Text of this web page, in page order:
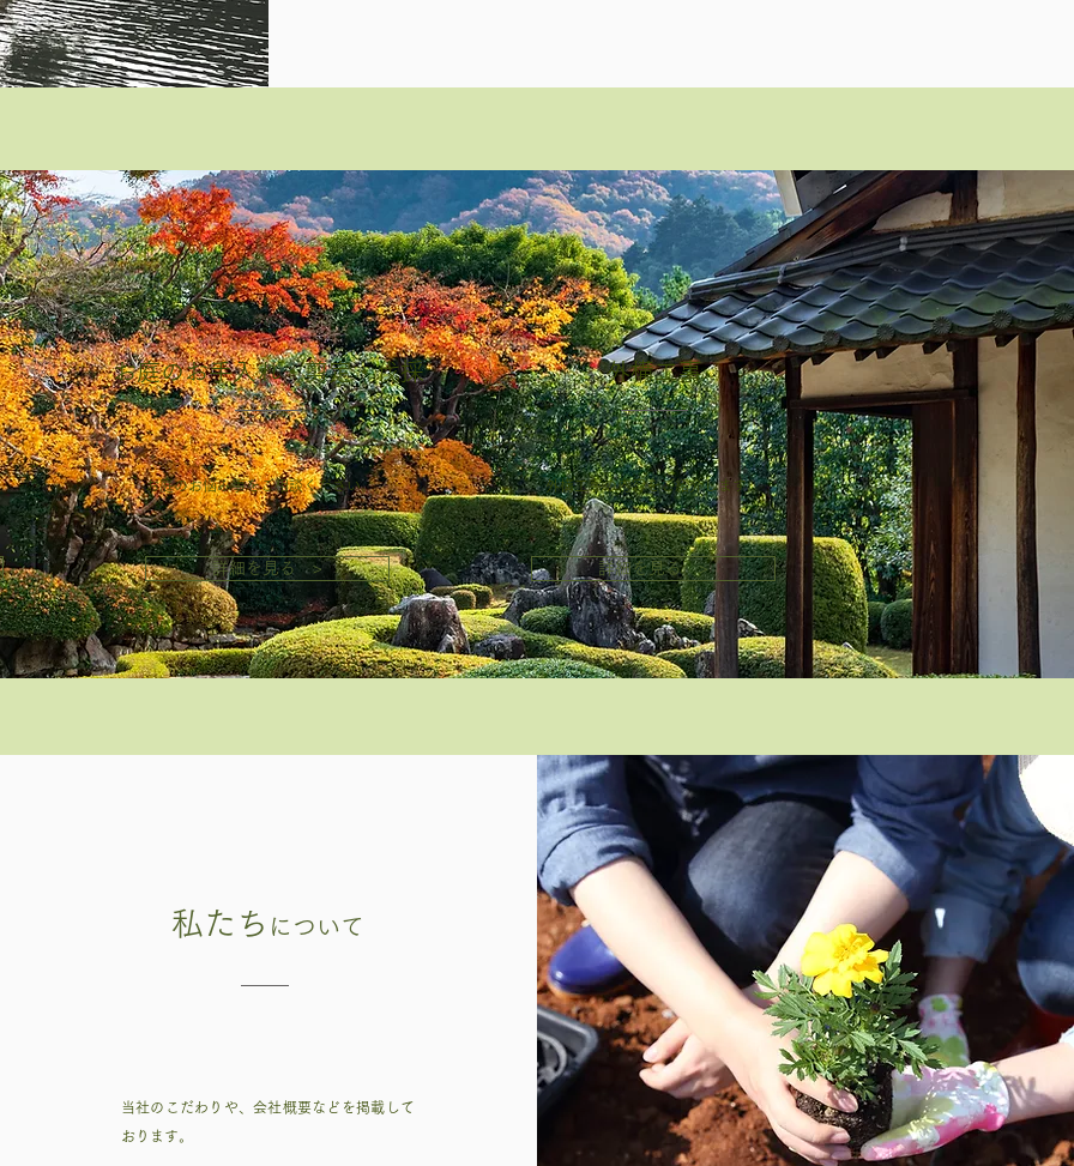
お庭のお手入れ・​剪定・伐採
​お庭のお悩み事をご相談ください。
詳細を見る >
外構工事
外構工事の内容をご紹介します。
詳細を見る >
私たち について
当社のこだわりや、会社概要などを掲載して
おります。